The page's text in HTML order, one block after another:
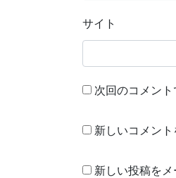
サイト
次回のコメン
新しいコメン
新しい投稿を